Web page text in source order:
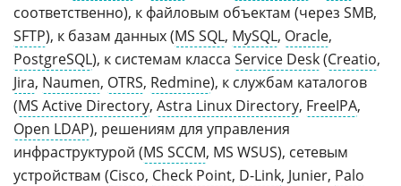
соответственно), к файловым объектам (через SMB,
SFTP), к базам данных (MS SQL, MySQL, Oracle,
PostgreSQL), к системам класса Service Desk(Creatio,
Jira, Naumen, OTRS, Redmine), к службам каталогов
(MS Active Directory, Astra Linux Directory, FreeIPA,
Open LDAP), решениям для управления
инфраструктурой (MS SCCM, MS WSUS), сетевым
устройствам (Cisco, Check Point, D-Link, Junier, Palo